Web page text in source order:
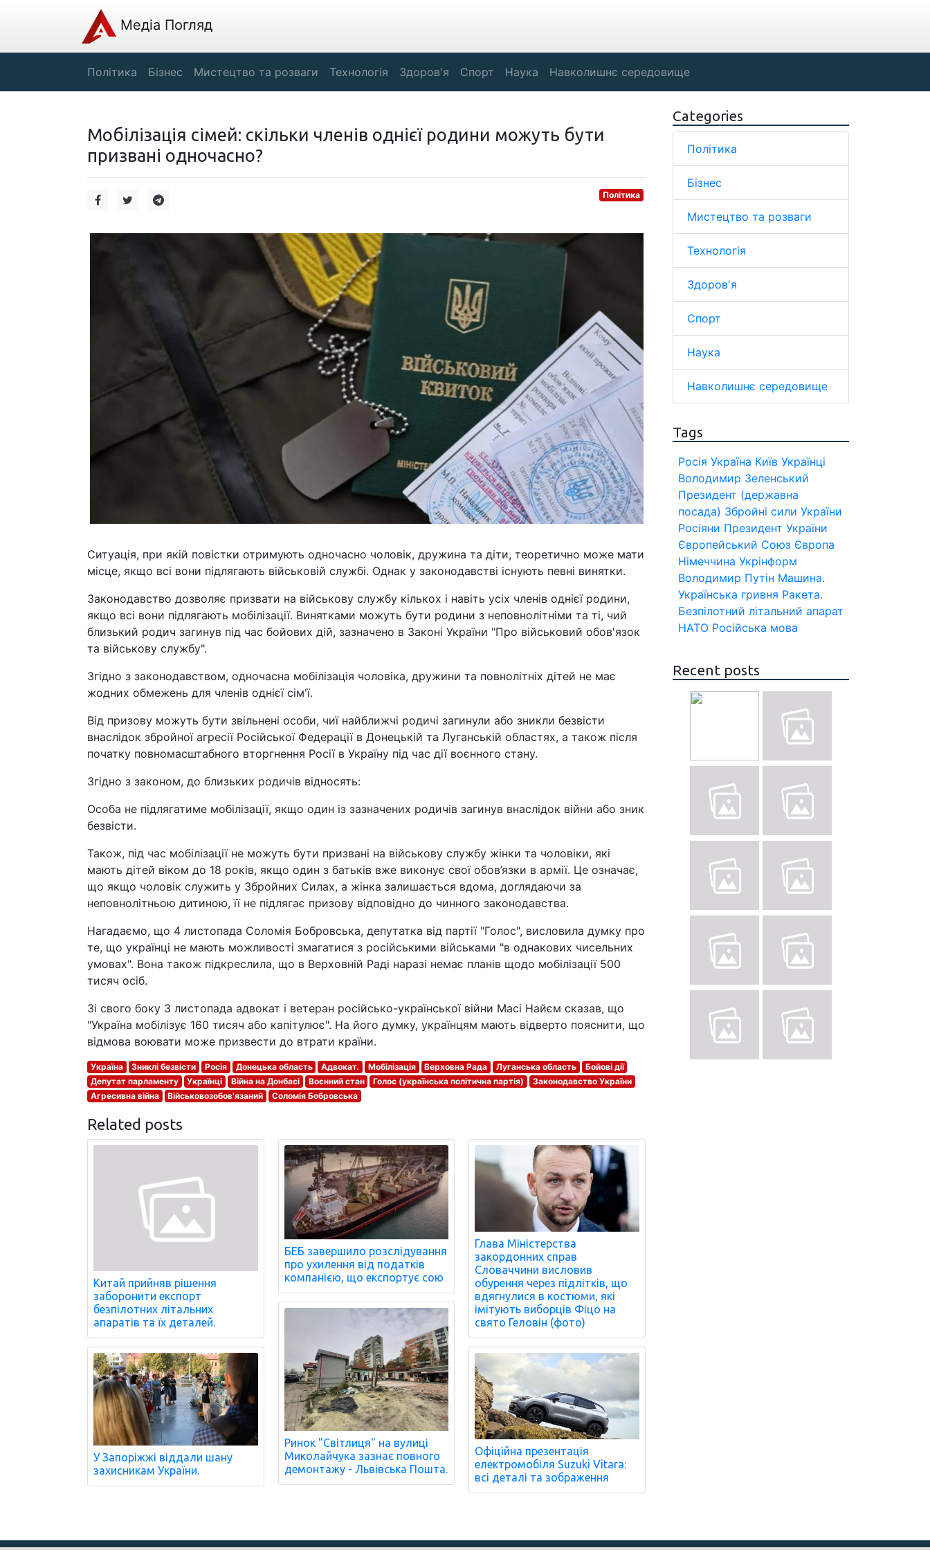
Медіа Погляд
Політика Бізнес Мистецтво та розваги Технологія Здоров'я Спорт Наука Навколишнє середовище
Мобілізація сімей: скільки членів однієї родини можуть бути
призвані одночасно?
Політика
Ситуація, при якій повістки отримують одночасно чоловік, дружина та діти, теоретично може мати
місце, якщо всі вони підлягають військовій службі. Однак у законодавстві існують певні винятки.
Законодавство дозволяє призвати на військову службу кількох і навіть усіх членів однієї родини,
якщо всі вони підлягають мобілізації. Винятками можуть бути родини з неповнолітніми та ті, чий
близький родич загинув під час бойових дій, зазначено в Законі України "Про військовий обов'язок
та військову службу".
Згідно з законодавством, одночасна мобілізація чоловіка, дружини та повнолітніх дітей не має
жодних обмежень для членів однієї сім'ї.
Від призову можуть бути звільнені особи, чиї найближчі родичі загинули або зникли безвісти
внаслідок збройної агресії Російської Федерації в Донецькій та Луганській областях, а також після
початку повномасштабного вторгнення Росії в Україну під час дії воєнного стану.
Згідно з законом, до близьких родичів відносять:
Особа не підлягатиме мобілізації, якщо один із зазначених родичів загинув внаслідок війни або зник
безвісти.
Також, під час мобілізації не можуть бути призвані на військову службу жінки та чоловіки, які
мають дітей віком до 18 років, якщо один з батьків вже виконує свої обов’язки в армії. Це означає,
що якщо чоловік служить у Збройних Силах, а жінка залишається вдома, доглядаючи за
неповнолітньою дитиною, її не підлягає призову відповідно до чинного законодавства.
Нагадаємо, що 4 листопада Соломія Бобровська, депутатка від партії "Голос", висловила думку про
те, що українці не мають можливості змагатися з російськими військами "в однакових чисельних
умовах". Вона також підкреслила, що в Верховній Раді наразі немає планів щодо мобілізації 500
тисяч осіб.
Зі свого боку 3 листопада адвокат і ветеран російсько-української війни Масі Найєм сказав, що
"Україна мобілізує 160 тисяч або капітулює". На його думку, українцям мають відверто пояснити, що
відмова воювати може призвести до втрати країни.
Україна Зниклі безвісти Росія Донецька область Адвокат. Мобілізація Верховна Рада Луганська область
Бойові дії
Депутат парламенту
Українці Війна на Донбасі Воєнний стан Голос (українська політична партія)
Законодавство України
Агресивна війна
Військовозобов'язаний Соломія Бобровська
Related posts
Китай прийняв рішення
заборонити експорт
безпілотних літальних
апаратів та їх деталей.
У Запоріжжі віддали шану
захисникам України.
БЕБ завершило розслідування
про ухилення від податків
компанією, що експортує сою
Ринок "Світлиця" на вулиці
Миколайчука зазнає повного
демонтажу - Львівська Пошта.
Глава Міністерства
закордонних справ
Словаччини висловив
обурення через підлітків, що
вдягнулися в костюми, які
імітують виборців Фіцо на
свято Геловін (фото)
Офіційна презентація
електромобіля Suzuki Vitara:
всі деталі та зображення
Categories
Політика
Бізнес
Мистецтво та розваги
Технологія
Здоров'я
Спорт
Наука
Навколишнє середовище
Tags
Росія Україна Київ Українці
Володимир Зеленський
Президент (державна
посада) Збройні сили України
Росіяни Президент України
Європейський Союз Європа
Німеччина Укрінформ
Володимир Путін Машина.
Українська гривня Ракета.
Безпілотний літальний апарат
НАТО Російська мова
Recent posts